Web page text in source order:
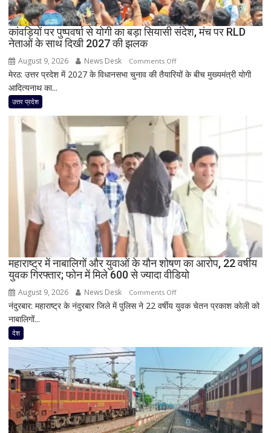
बम
फटा
हो’
कांवड़ियों पर पुष्पवर्षा से योगी का बड़ा सियासी संदेश, मंच पर RLD
नेताओं के साथ दिखी 2027 की झलक
August 9, 2026 News Desk Comments Offon
कांवड़ियों
योगी
का
बड़ा
सियासी
संदेश,
मंच
पर
RLD
नेताओं
साथ
दिखी
झलक
मेरठ: उत्तर प्रदेश में 2027 के विधानसभा चुनाव की तैयारियों के बीच मुख्यमंत्री योगी
आदित्यनाथ का...
उत्तर प्रदेश
महाराष्ट्र में नाबालिगों और युवाओं के यौन शोषण का आरोप, 22 वर्षीय
युवक गिरफ्तार; फोन में मिले 600 से ज्यादा वीडियो
August 9, 2026 News Desk Comments Offon
महाराष्ट्र
और
के
यौन
शोषण
का
आरोप,
नंदुरबार: महाराष्ट्र के नंदुरबार जिले में पुलिस ने 22 वर्षीय युवक चेतन प्रकाश कोली को
नाबालिगों...
देश